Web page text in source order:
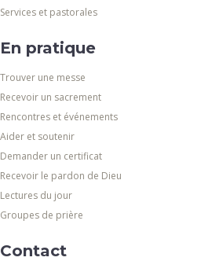
Services et pastorales
En pratique
Trouver une messe
Recevoir un sacrement
Rencontres et événements
Aider et soutenir
Demander un certificat
Recevoir le pardon de Dieu
Lectures du jour
Groupes de prière
Contact